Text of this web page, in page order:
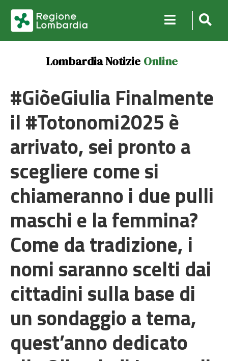
Lombardia Notizie Online
#GiòeGiulia Finalmente
il #Totonomi2025 è
arrivato, sei pronto a
scegliere come si
chiameranno i due pulli
maschi e la femmina?
Come da tradizione, i
nomi saranno scelti dai
cittadini sulla base di
un sondaggio a tema,
quest’anno dedicato